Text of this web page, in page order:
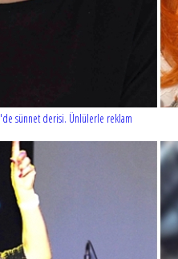
sünnet derisi. Ünlülerle reklam